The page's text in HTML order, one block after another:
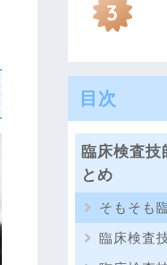
目次
臨床検査技
とめ
そもそも
臨床検査